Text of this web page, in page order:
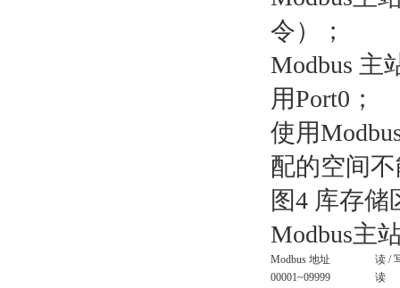
令）；
Modbus 主
用Port0；
使用
配的空间
图4 库存储
Modbus主
Modbus 地址
读 /
00001~09999
读